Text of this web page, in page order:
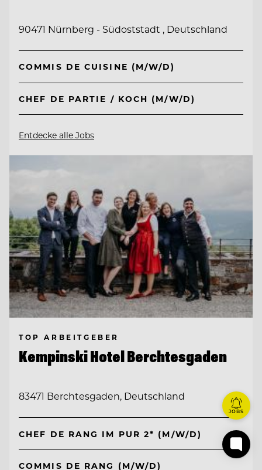
90471 Nürnberg - Südoststadt , Deutschland
COMMIS DE CUISINE (M/W/D)
CHEF DE PARTIE / KOCH (M/W/D)
Entdecke alle Jobs
TOP ARBEITGEBER
Kempinski Hotel Berchtesgaden
83471 Berchtesgaden, Deutschland
CHEF DE RANG IM PUR 2* (M/W/D)
COMMIS DE RANG (M/W/D)
JOBS